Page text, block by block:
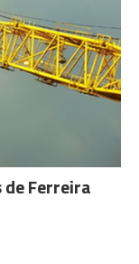
de Ferreira